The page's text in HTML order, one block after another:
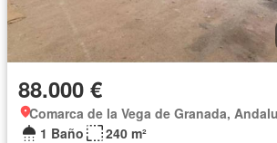
88.000 €
Comarca de la Vega de Granada,
1 Baño
240 m²